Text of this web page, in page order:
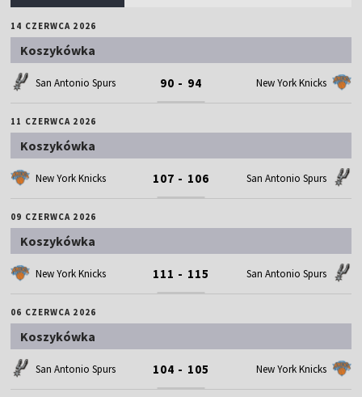
14 CZERWCA 2026
Koszykówka
San Antonio Spurs 90 - 94 New York Knicks
11 CZERWCA 2026
Koszykówka
New York Knicks 107 - 106 San Antonio Spurs
09 CZERWCA 2026
Koszykówka
New York Knicks 111 - 115 San Antonio Spurs
06 CZERWCA 2026
Koszykówka
San Antonio Spurs 104 - 105 New York Knicks